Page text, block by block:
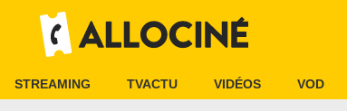
STREAMING TVACTU VIDÉOS VOD